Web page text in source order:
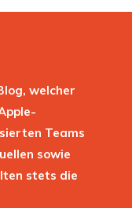
welcher
Teams
sowie
stets die